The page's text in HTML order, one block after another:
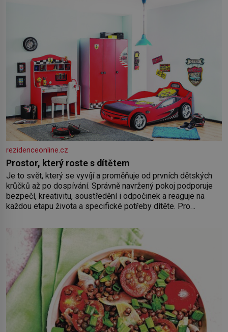
rezidenceonline.cz
Prostor, který roste s dítětem
Je to svět, který se vyvíjí a proměňuje od prvních dětských
krůčků až po dospívání. Správně navržený pokoj podporuje
bezpečí, kreativitu, soustředění i odpočinek a reaguje na
každou etapu života a specifické potřeby dítěte. Pro
by pokoj miminka měl působit především klidně a útulně.
Předškolní věk je